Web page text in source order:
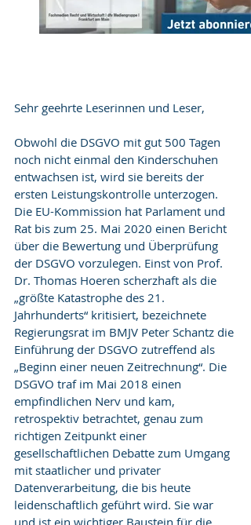
Sehr geehrte Leserinnen und Leser,
Obwohl die DSGVO mit gut 500 Tagen
noch nicht einmal den Kinderschuhen
entwachsen ist, wird sie bereits der
ersten Leistungskontrolle unterzogen.
Die EU-Kommission hat Parlament und
Rat bis zum 25. Mai 2020 einen Bericht
über die Bewertung und Überprüfung
der DSGVO vorzulegen. Einst von Prof.
Dr. Thomas Hoeren scherzhaft als die
„größte Katastrophe des 21.
Jahrhunderts“ kritisiert, bezeichnete
Regierungsrat im BMJV Peter Schantz die
Einführung der DSGVO zutreffend als
„Beginn einer neuen Zeitrechnung“. Die
DSGVO traf im Mai 2018 einen
empfindlichen Nerv und kam,
retrospektiv betrachtet, genau zum
richtigen Zeitpunkt einer
gesellschaftlichen Debatte zum Umgang
mit staatlicher und privater
Datenverarbeitung, die bis heute
leidenschaftlich geführt wird. Sie war